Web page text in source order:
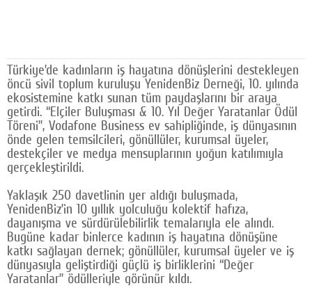
SOSYAL MEDYA
Facebook
Twitter
Google Plus
© 2026 TÜM HAKLARI SAKLIDIR
Türkiye’de kadınların iş hayatına dönüşlerini destekleyen
öncü sivil toplum kuruluşu YenidenBiz Derneği, 10. yılında
ekosistemine katkı sunan tüm paydaşlarını bir araya
getirdi. “Elçiler Buluşması & 10. Yıl Değer Yaratanlar Ödül
Töreni”, Vodafone Business ev sahipliğinde, iş dünyasının
önde gelen temsilcileri, gönüllüler, kurumsal üyeler,
destekçiler ve medya mensuplarının yoğun katılımıyla
gerçekleştirildi.
Yaklaşık 250 davetlinin yer aldığı buluşmada,
YenidenBiz’in 10 yıllık yolculuğu kolektif hafıza,
dayanışma ve sürdürülebilirlik temalarıyla ele alındı.
Bugüne kadar binlerce kadının iş hayatına dönüşüne
katkı sağlayan dernek; gönüllüler, kurumsal üyeler ve iş
dünyasıyla geliştirdiği güçlü iş birliklerini “Değer
Yaratanlar” ödülleriyle görünür kıldı.